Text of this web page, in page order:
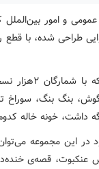
و امور
کتاب
بنگ بنگ،
داشت، خونه خاله
در این مجموعه
عنکبوت، قصه‌ی